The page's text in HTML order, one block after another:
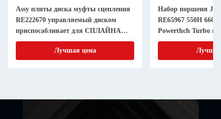
Assy плиты диска муфты сцепления
RE222670 управляемый диском
приспосабливает для СПЛАЙНА
дюйма 20 частей машинного
оборудования 11 земледелия
Лучшая цена
Набор поршеня JD
RE65967 550H 6603
Powerthch Turbo
втулки цилиндра